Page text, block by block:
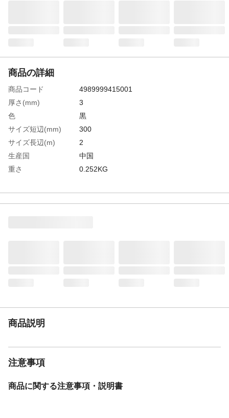
商品の詳細
商品コード
4989999415001
厚さ(mm)
3
色
黒
サイズ短辺(mm)
300
サイズ長辺(m)
2
生産国
中国
重さ
0.252KG
商品説明
注意事項
商品に関する注意事項・説明書